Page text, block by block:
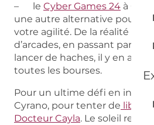
– le Cyber Games 24 à
une autre alternative pour
votre agilité. De la réalité
d’arcades, en passant par
lancer de haches, il y en a
toutes les bourses.
Pour un ultime défi en
Cyrano, pour tenter de
Docteur Cayla. Le soleil